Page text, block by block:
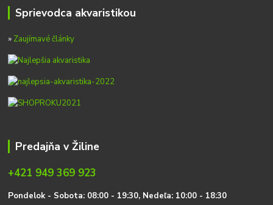
Sprievodca akvaristikou
» Zaujímavé články
Predajňa v Žiline
+421 949 369 923
Pondelok - Sobota: 08:00 - 19:30, Nedeľa: 10:00 - 18:30